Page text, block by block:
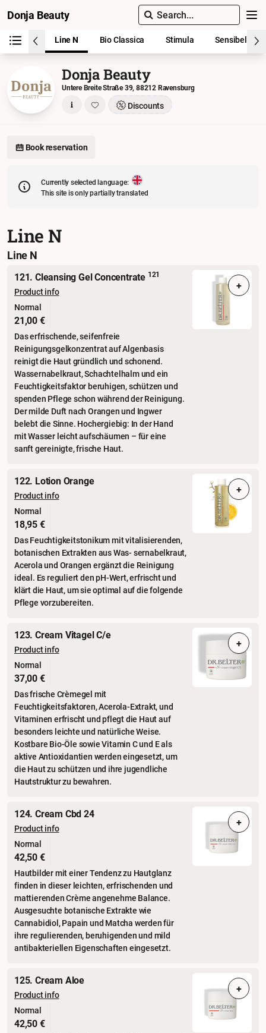
Donja Beauty Search...
Donja Beauty
Untere Breite Straße 39, 88212 Ravensburg
Discounts
Line N Bio Classica Stimula Sensibel
Book reservation
Currently selected language:
This site is only partially translated
Line N
Line N
121. Cleansing Gel Concentrate 121
Product info
Normal
21,00 €
Das erfrischende, seifenfreie
Reinigungsgelkonzentrat auf Algenbasis
reinigt die Haut gründlich und schonend.
Wassernabelkraut, Schachtelhalm und ein
Feuchtigkeitsfaktor beruhigen, schützen und
spenden Pflege schon während der Reinigung.
Der milde Duft nach Orangen und Ingwer
belebt die Sinne. Hochergiebig: In der Hand
mit Wasser leicht aufschäumen – für eine
sanft gereinigte, frische Haut.
+
122. Lotion Orange
Product info
Normal
18,95 €
Das Feuchtigkeitstonikum mit vitalisierenden,
botanischen Extrakten aus Was- sernabelkraut,
Acerola und Orangen ergänzt die Reinigung
ideal. Es reguliert den pH-Wert, erfrischt und
klärt die Haut, um sie optimal auf die folgende
Pflege vorzubereiten.
+
123. Cream Vitagel C/e
Product info
Normal
37,00 €
Das frische Crèmegel mit
Feuchtigkeitsfaktoren, Acerola-Extrakt, und
Vitaminen erfrischt und pflegt die Haut auf
besonders leichte und natürliche Weise.
Kostbare Bio-Öle sowie Vitamin C und E als
aktive Antioxidantien werden eingesetzt, um
die Haut zu schützen und ihre jugendliche
Hautstruktur zu bewahren.
+
124. Cream Cbd 24
Product info
Normal
42,50 €
Hautbilder mit einer Tendenz zu Hautglanz
finden in dieser leichten, erfrischenden und
mattierenden Crème angenehme Balance.
Ausgesuchte botanische Extrakte wie
Cannabidiol, Papain und Matcha werden für
ihre regulierenden, beruhigenden und mild
antibakteriellen Eigenschaften eingesetzt.
+
125. Cream Aloe
Product info
Normal
42,50 €
+